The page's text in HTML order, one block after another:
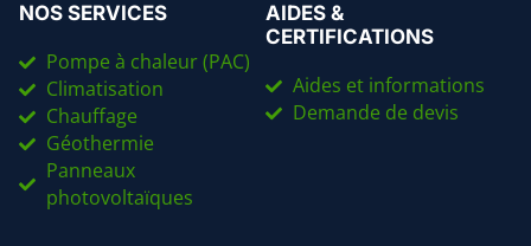
NOS SERVICES
Pompe à chaleur (PAC)
Climatisation
Chauffage
Géothermie
Panneaux
photovoltaïques
AIDES &
CERTIFICATIONS
Aides et informations
Demande de devis